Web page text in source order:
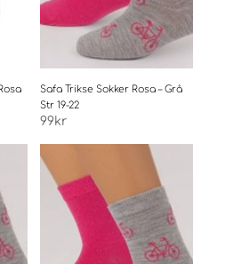
Safa Trikse Sokker Rosa – Grå
Str 19-22
99kr